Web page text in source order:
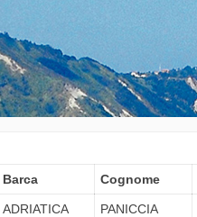
Barca Cognome
ADRIATICA PANICCIA